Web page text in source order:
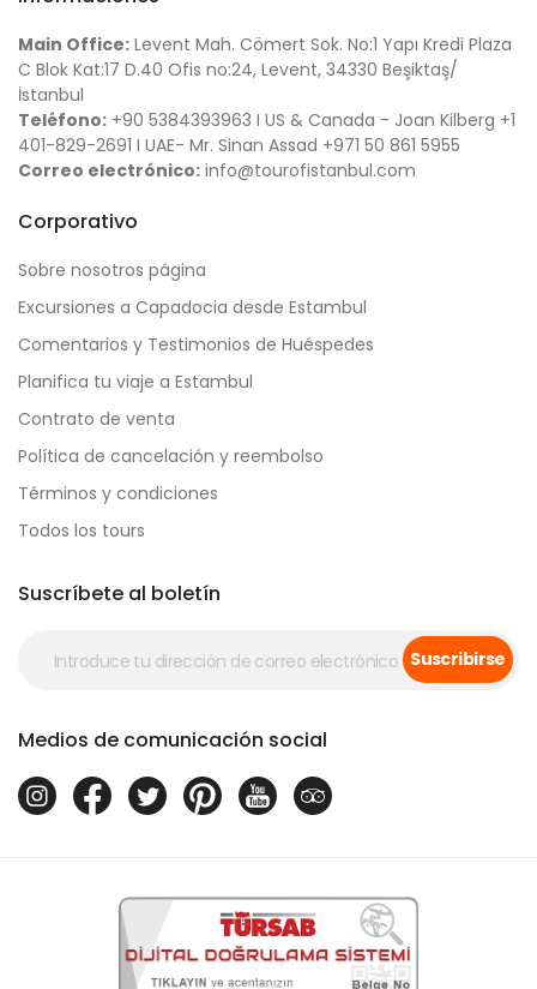
Main Office: Levent Mah. Cömert Sok. No:1 Yapı Kredi Plaza
C Blok Kat:17 D.40 Ofis no:24, Levent, 34330 Beşiktaş/
İstanbul
Teléfono: +90 5384393963 I US & Canada - Joan Kilberg +1
401-829-2691 I UAE- Mr. Sinan Assad +971 50 861 5955
Correo electrónico: info@tourofistanbul.com
Corporativo
Sobre nosotros página
Excursiones a Capadocia desde Estambul
Comentarios y Testimonios de Huéspedes
Planifica tu viaje a Estambul
Contrato de venta
Política de cancelación y reembolso
Términos y condiciones
Todos los tours
Suscríbete al boletín
Suscribirse
Medios de comunicación social